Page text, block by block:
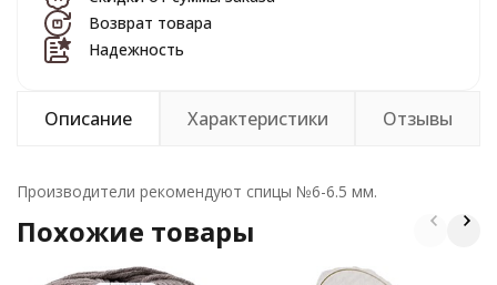
Возврат товара
Надежность
Описание Характеристики Отзывы
Производители рекомендуют спицы №6-6.5 мм.
Похожие товары